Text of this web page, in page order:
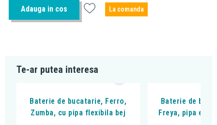
Adauga in cos La comanda
Te-ar putea interesa
Baterie de bucatarie, Ferro,
Zumba, cu pipa flexibila bej
Baterie de
Freya, pipa